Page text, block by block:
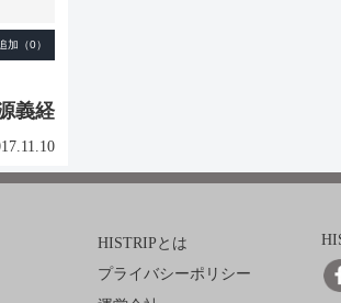
義経
HISTRIPとは
プライバシーポリシー